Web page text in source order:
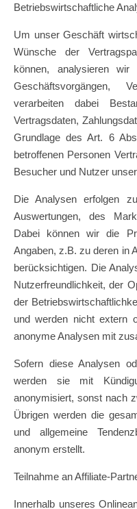
Betriebswirtschaftliche
Um unser Geschäft
Wünsche der
können, analysieren
Geschäftsvorgängen,
verarbeiten dabei
Vertragsdaten,
Grundlage des Art. 6
betroffenen Personen
Besucher und Nutzer
Die Analysen erfolgen
Auswertungen, des
Dabei können wir die
Angaben, z.B. zu deren in
berücksichtigen. Die
Nutzerfreundlichkeit, der
der
und werden nicht extern
anonyme Analysen mit
Sofern diese Analysen
werden sie mit
anonymisiert, sonst nach
Übrigen werden die
und allgemeine
anonym erstellt.
Teilnahme an Affiliate-
Innerhalb unseres